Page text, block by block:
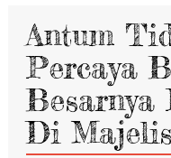
Antum
Percaya
Besarnya
Di